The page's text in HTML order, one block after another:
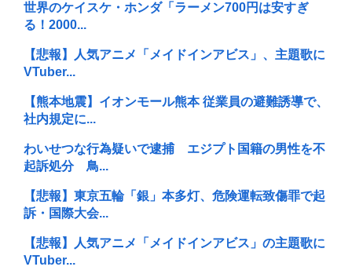
世界のケイスケ・ホンダ「ラーメン700円は安すぎ
る！2000...
【悲報】人気アニメ「メイドインアビス」、主題歌に
VTuber...
【熊本地震】イオンモール熊本 従業員の避難誘導で、
社内規定に...
わいせつな行為疑いで逮捕 エジプト国籍の男性を不
起訴処分 鳥...
【悲報】東京五輪「銀」本多灯、危険運転致傷罪で起
訴・国際大会...
【悲報】人気アニメ「メイドインアビス」の主題歌に
VTuber...